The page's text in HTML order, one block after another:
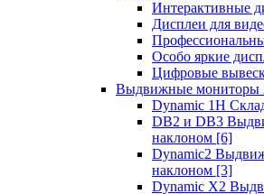
Интерактивные
Дисплеи для
Особо яркие
Цифровые
Выдвижные мониторы
Dynamic 1Н
DB2 и DB3
наклоном [6]
Dynamic2
наклоном [3]
Dynamic X2